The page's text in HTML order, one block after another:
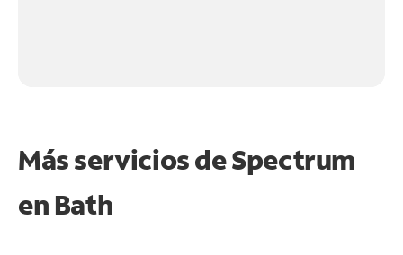
Más servicios de Spectrum
en Bath